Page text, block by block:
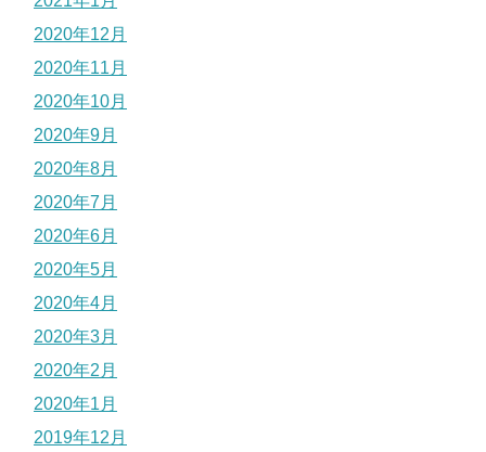
2020年12月
2020年11月
2020年10月
2020年9月
2020年8月
2020年7月
2020年6月
2020年5月
2020年4月
2020年3月
2020年2月
2020年1月
2019年12月